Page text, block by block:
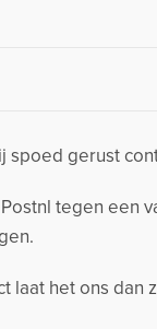
gerust
tegen
het ons